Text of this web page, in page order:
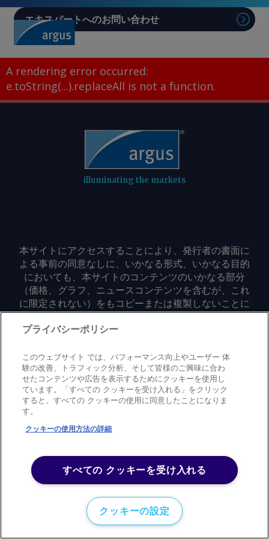
エキスパートへのお問い合わせ
A rendering error occurred:
e.toString(...).replaceAll is not a function.
illuminating the markets
本サイトにアクセスすることにより、発行者の書面に
よる事前の同意なしに、いかなる形式、いかなる目的
においても、本サイトのコンテンツのいかなる部分
（価格、グラフ、ニュースコンテンツを含むが、これ
に限定されない）をもコピーまたは複製しないことに
同意するものとする。
© 2026 アーガス・メディア・グループ
Privacy policy TrademarkCopyright policyTerms of use
Modern slavery statementCareersContact usSupport
プライバシーポリシー
このウェブサイト では、パフォーマンス向上やユーザー 体
験の改善、トラフィック分析、そして皆様のご興味に合わ
せたコンテンツや広告を表示するためにクッキーを使用し
ています。「すべての クッキーを受け入れる」をクリック
すると、すべての クッキーの使用に同意したことになりま
す。
クッキーの使用方法の詳細
すべての クッキーを受け入れる
クッキーの設定